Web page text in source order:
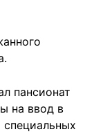
пансионат
на ввод в
специальных